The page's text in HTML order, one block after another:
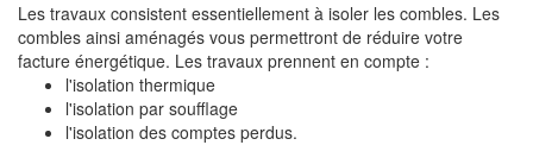
Les travaux consistent essentiellement à isoler les combles. Les
combles ainsi aménagés vous permettront de réduire votre
facture énergétique. Les travaux prennent en compte :
l'isolation thermique
l'isolation par soufflage
l'isolation des comptes perdus.